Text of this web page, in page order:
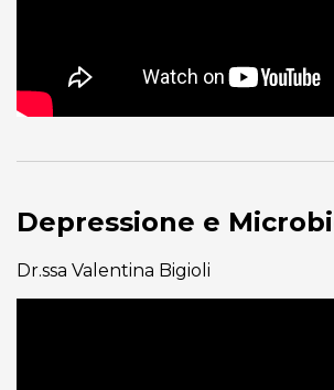
Depressione e
Dr.ssa Valentina Bigioli